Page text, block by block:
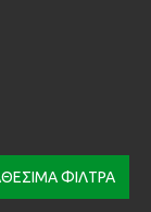
by MonoWare
ΦΙΛΤΡΑ